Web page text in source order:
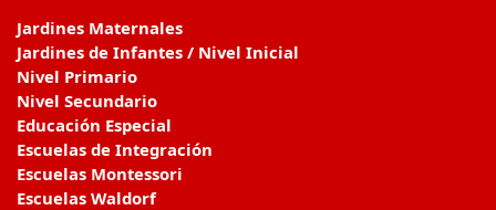
Jardines Maternales
Jardines de Infantes / Nivel Inicial
Nivel Primario
Nivel Secundario
Educación Especial
Escuelas de Integración
Escuelas Montessori
Escuelas Waldorf